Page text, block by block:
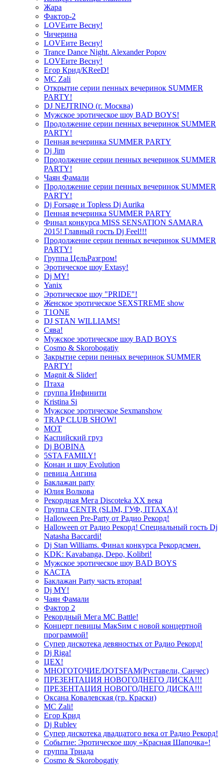
Жара
Фактор-2
LOVEите Весну!
Чичерина
LOVEите Весну!
Trance Dance Night. Alexander Popov
LOVEите Весну!
Егор Крид/KReeD!
MC Zali
Открытие серии пенных вечеринок SUMMER
PARTY!
DJ NEJTRINO (г. Москва)
Мужское эротическое шоу BAD BOYS!
Продолжение серии пенных вечеринок SUMMER
PARTY!
Пенная вечеринка SUMMER PARTY
Dj Jim
Продолжение серии пенных вечеринок SUMMER
PARTY!
Чаян Фамали
Продолжение серии пенных вечеринок SUMMER
PARTY!
Dj Forsage и Topless Dj Aurika
Пенная вечеринка SUMMER PARTY
Финал конкурса MISS SENSATION SAMARA
2015! Главный гость Dj Feel!!!
Продолжение серии пенных вечеринок SUMMER
PARTY!
Группа ЦельРазгром!
Эротическое шоу Extasy!
Dj MY!
Yanix
Эротическое шоу "PRIDE"!
Женское эротическое SEXSTREME show
T1ONE
DJ STAN WILLIAMS!
Сява!
Мужское эротическое шоу BAD BOYS
Cosmo & Skorobogatiy
Закрытие серии пенных вечеринок SUMMER
PARTY!
Magnit & Slider!
Птаха
группа Инфинити
Kristina Si
Мужское эротическое Sexmanshow
TRAP CLUB SHOW!
МОТ
Каспийский груз
Dj BOBINA
5STA FAMILY!
Конан и шоу Evolution
певица Ангина
Баклажан party
Юлия Волкова
Рекордная Мега Discoteka XX века
Группа CENTR (SLIM, ГУФ, ПТАХА)!
Halloween Pre-Party от Радио Рекорд!
Halloween от Радио Рекорд! Специальный гость Dj
Natasha Baccardi!
Dj Stan Williams. Финал конкурса Рекордсмен.
KDK: Kavabanga, Depo, Kolibri!
Мужское эротическое шоу BAD BOYS
КАСТА
Баклажан Party часть вторая!
Dj MY!
Чаян Фамали
Фактор 2
Рекордный Мега МС Battle!
Концерт певицы МакSим с новой концертной
программой!
Супер дискотека девяностых от Радио Рекорд!
Dj Riga!
ЦЕХ!
МНОГОТОЧИЕ/DOTSFAM(Руставели, Санчес)
ПРЕЗЕНТАЦИЯ НОВОГОДНЕГО ДИСКА!!!
ПРЕЗЕНТАЦИЯ НОВОГОДНЕГО ДИСКА!!!
Оксана Ковалевская (гр. Краски)
MC Zali!
Егор Крид
Dj Rublev
Супер дискотека двадцатого века от Радио Рекорд!
Событие: Эротическое шоу «Красная Шапочка»!
группа Триада
Cosmo & Skorobogatiy